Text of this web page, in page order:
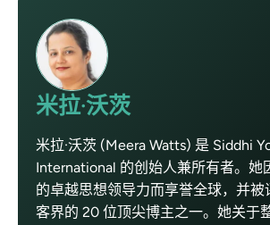
米拉·沃茨
米拉·沃茨 (Meera Watts) 是 Siddhi
International 的创始人兼所有者。她
的卓越思想领导力而享誉全球，并被
客界的 20 位顶尖博主之一。她关于